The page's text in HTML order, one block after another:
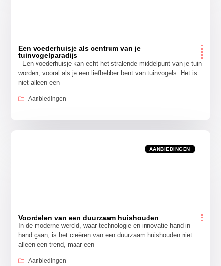
Een voederhuisje als centrum van je
tuinvogelparadijs
Een voederhuisje kan echt het stralende middelpunt van je tuin
worden, vooral als je een liefhebber bent van tuinvogels. Het is
niet alleen een
Aanbiedingen
AANBIEDINGEN
Voordelen van een duurzaam huishouden
In de moderne wereld, waar technologie en innovatie hand in
hand gaan, is het creëren van een duurzaam huishouden niet
alleen een trend, maar een
Aanbiedingen